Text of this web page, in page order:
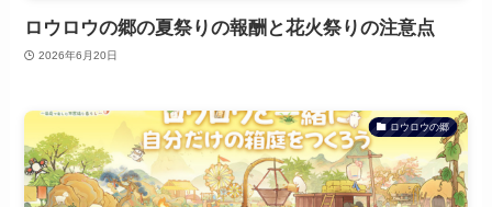
ロウロウの郷の夏祭りの報酬と花火祭りの注意点
2026年6月20日
ロウロウの郷